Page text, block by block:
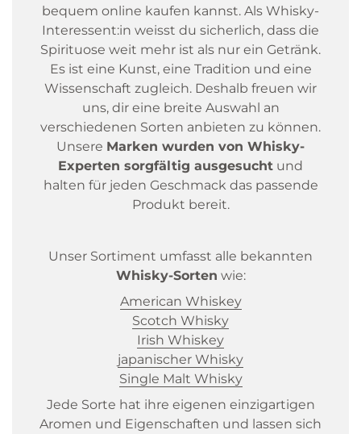
bequem online kaufen kannst. Als Whisky-
Interessent:in weisst du sicherlich, dass die
Spirituose weit mehr ist als nur ein Getränk.
Es ist eine Kunst, eine Tradition und eine
Wissenschaft zugleich. Deshalb freuen wir
uns, dir eine breite Auswahl an
verschiedenen Sorten anbieten zu können.
Unsere Marken wurden von Whisky-
Experten sorgfältig ausgesucht und
halten für jeden Geschmack das passende
Produkt bereit.
Unser Sortiment umfasst alle bekannten
Whisky-Sorten wie:
American Whiskey
Scotch Whisky
Irish Whiskey
japanischer Whisky
Single Malt Whisky
Jede Sorte hat ihre eigenen einzigartigen
Aromen und Eigenschaften und lassen sich